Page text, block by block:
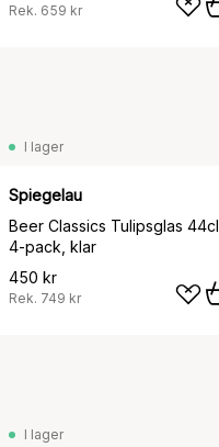
Rek. 659 kr
I lager
Spiegelau
Beer Classics Tulipsglas 44cl,
4-pack, klar
450 kr
Rek. 749 kr
I lager